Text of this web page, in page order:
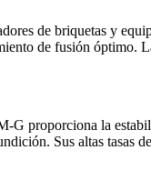
de briquetas y
de fusión óptimo.
proporciona la
Sus altas tasas